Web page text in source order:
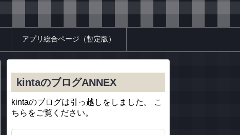
アプリ総合ページ（暫定版）
kintaのブログANNEX
kintaのブログは引っ越しをしました。 こ
ちらをご覧ください。